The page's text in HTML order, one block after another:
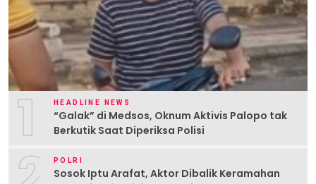
1 HEADLINE NEWS
“Galak” di Medsos, Oknum Aktivis Palopo tak
Berkutik Saat Diperiksa Polisi
POLRI
Sosok Iptu Arafat, Aktor Dibalik Keramahan